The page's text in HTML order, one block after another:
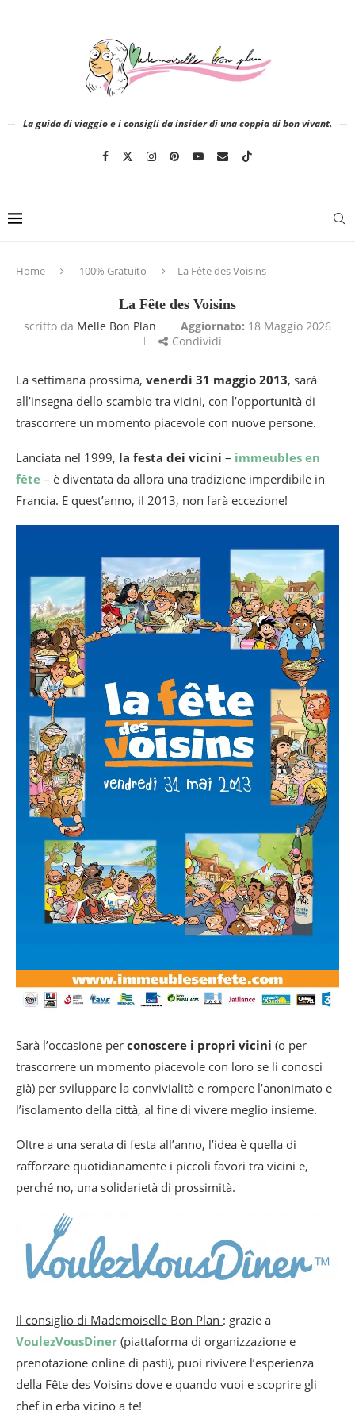
La guida di viaggio e i consigli da insider di una coppia di bon vivant.
Home 100% Gratuito La Fête des Voisins
La Fête des Voisins
scritto da Melle Bon Plan Aggiornato: 18 Maggio 2026
Condividi
La settimana prossima, venerdì 31 maggio 2013, sarà
all’insegna dello scambio tra vicini, con l’opportunità di
trascorrere un momento piacevole con nuove persone.
Lanciata nel 1999, la festa dei vicini – immeubles en
fête – è diventata da allora una tradizione imperdibile in
Francia. E quest’anno, il 2013, non farà eccezione!
Sarà l’occasione per conoscere i propri vicini (o per
trascorrere un momento piacevole con loro se li conosci
già) per sviluppare la convivialità e rompere l’anonimato e
l’isolamento della città, al fine di vivere meglio insieme.
Oltre a una serata di festa all’anno, l’idea è quella di
rafforzare quotidianamente i piccoli favori tra vicini e,
perché no, una solidarietà di prossimità.
Il consiglio di Mademoiselle Bon Plan : grazie a
VoulezVousDiner (piattaforma di organizzazione e
prenotazione online di pasti), puoi rivivere l’esperienza
della Fête des Voisins dove e quando vuoi e scoprire gli
chef in erba vicino a te!